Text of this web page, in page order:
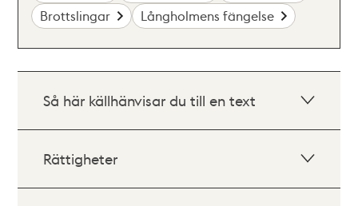
Brottslingar
Långholmens fängelse
Så här källhänvisar du till en text
Rättigheter